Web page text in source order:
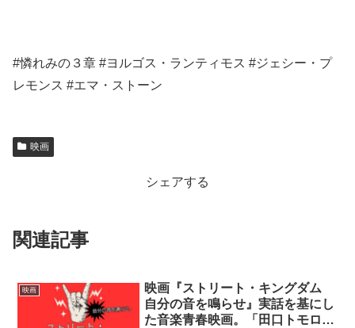
#憐れみの３章 #ヨルゴス・ランティモス #ジェシー・プ
レモンス #エマ・ストーン
映画
シェアする
関連記事
映画
映画『ストリート・キングダム
自分の音を鳴らせ』実話を基にし
た音楽青春映画。「田口トモロヲ